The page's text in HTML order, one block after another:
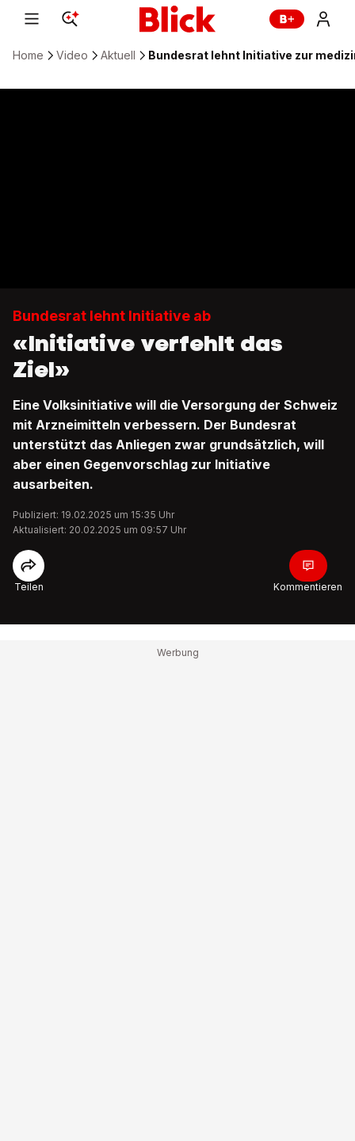
Home Video Aktuell Bundesrat lehnt Initiative zur
Bundesrat lehnt Initiative ab
«Initiative verfehlt das
Ziel»
Eine Volksinitiative will die Versorgung der Schweiz
mit Arzneimitteln verbessern. Der Bundesrat
unterstützt das Anliegen zwar grundsätzlich, will
aber einen Gegenvorschlag zur Initiative
ausarbeiten.
Publiziert: 19.02.2025 um 15:35 Uhr
Aktualisiert: 20.02.2025 um 09:57 Uhr
Teilen Kommentieren